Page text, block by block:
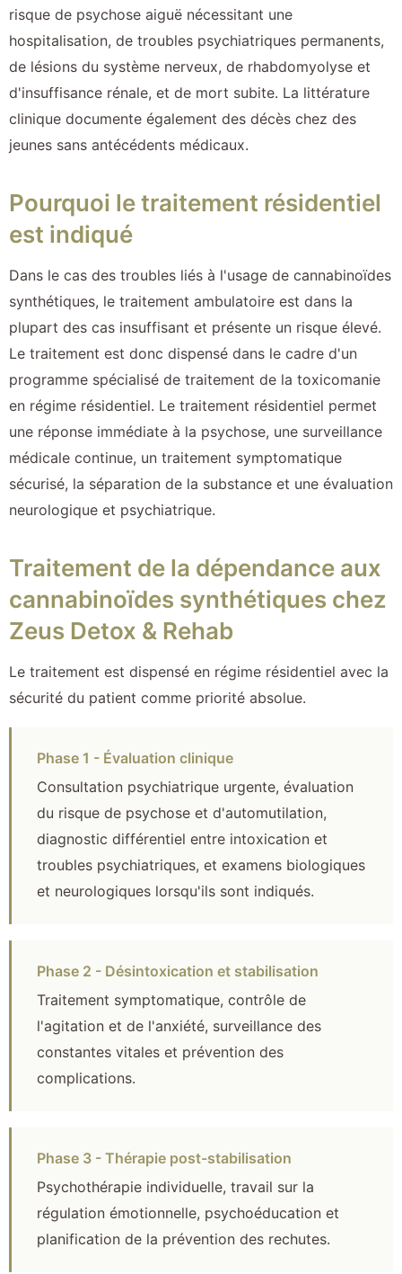
risque de psychose aiguë nécessitant une
hospitalisation, de troubles psychiatriques permanents,
de lésions du système nerveux, de rhabdomyolyse et
d'insuffisance rénale, et de mort subite. La littérature
clinique documente également des décès chez des
jeunes sans antécédents médicaux.
Pourquoi le traitement résidentiel
est indiqué
Dans le cas des troubles liés à l'usage de cannabinoïdes
synthétiques, le traitement ambulatoire est dans la
plupart des cas insuffisant et présente un risque élevé.
Le traitement est donc dispensé dans le cadre d'un
programme spécialisé de traitement de la toxicomanie
en régime résidentiel. Le traitement résidentiel permet
une réponse immédiate à la psychose, une surveillance
médicale continue, un traitement symptomatique
sécurisé, la séparation de la substance et une évaluation
neurologique et psychiatrique.
Traitement de la dépendance aux
cannabinoïdes synthétiques chez
Zeus Detox & Rehab
Le traitement est dispensé en régime résidentiel avec la
sécurité du patient comme priorité absolue.
Phase 1 - Évaluation clinique
Consultation psychiatrique urgente, évaluation
du risque de psychose et d'automutilation,
diagnostic différentiel entre intoxication et
troubles psychiatriques, et examens biologiques
et neurologiques lorsqu'ils sont indiqués.
Phase 2 - Désintoxication et stabilisation
Traitement symptomatique, contrôle de
l'agitation et de l'anxiété, surveillance des
constantes vitales et prévention des
complications.
Phase 3 - Thérapie post-stabilisation
Psychothérapie individuelle, travail sur la
régulation émotionnelle, psychoéducation et
planification de la prévention des rechutes.